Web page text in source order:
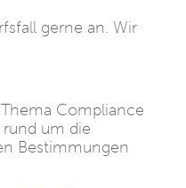
gerne an. Wir
Compliance
um die
Bestimmungen